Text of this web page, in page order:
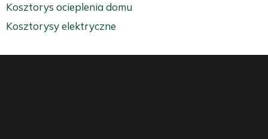
Kosztorys ocieplenia domu
Kosztorysy elektryczne